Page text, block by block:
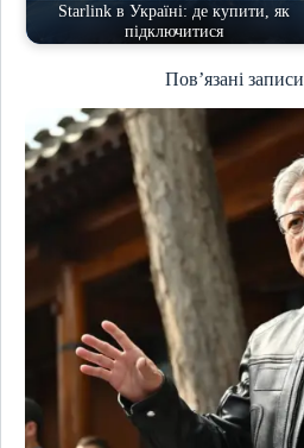
Starlink в Україні: де купити, як
підключитися
Пов’язані записи